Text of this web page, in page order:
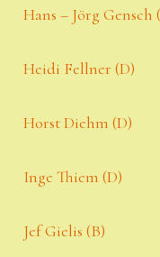
Hans – Jörg Gensch
Heidi Fellner (D)
Horst Diehm (D)
Inge Thiem (D)
Jef Gielis (B)